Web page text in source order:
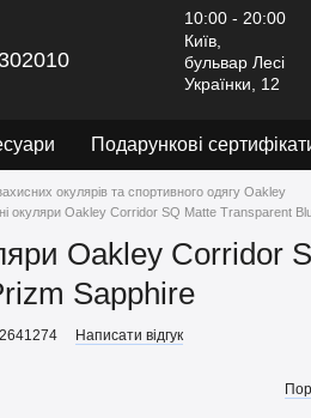
10:00 - 20:00
Київ,
бульвар Лесі
Українки, 12
Подарункові
окулярів та спортивного одягу Oakley
окуляри Oakley Corridor SQ Matte Transparent
Oakley Corridor
Sapphire
Написати відгук